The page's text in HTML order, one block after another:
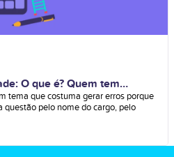
O que é? Quem tem
tema que costuma gerar erros porque
questão pelo nome do cargo, pelo